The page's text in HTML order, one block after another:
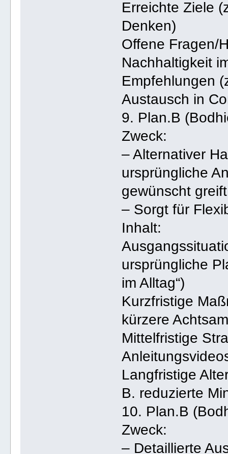
Erreichte Ziele
Denken)
Offene Fragen/
Nachhaltigkeit
Empfehlungen
Austausch in
9. Plan.B
Zweck:
– Alternativer
ursprüngliche
gewünscht greift
– Sorgt für
Inhalt:
ursprüngliche
im Alltag“)
Kurzfristige
kürzere
Mittelfristige
Langfristige
B. reduzierte
10. Plan.B
Zweck:
– Detaillierte